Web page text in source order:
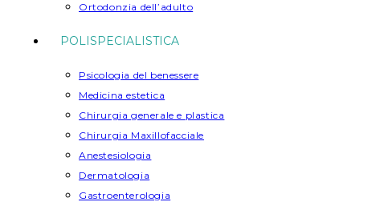
Ortodonzia dell’adulto
POLISPECIALISTICA
Psicologia del benessere
Medicina estetica
Chirurgia generale e plastica
Chirurgia Maxillofacciale
Anestesiologia
Dermatologia
Gastroenterologia